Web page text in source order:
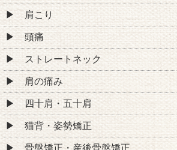
肩こり
頭痛
ストレートネック
肩の痛み
四十肩・五十肩
猫背・姿勢矯正
骨盤矯正・産後骨盤矯正